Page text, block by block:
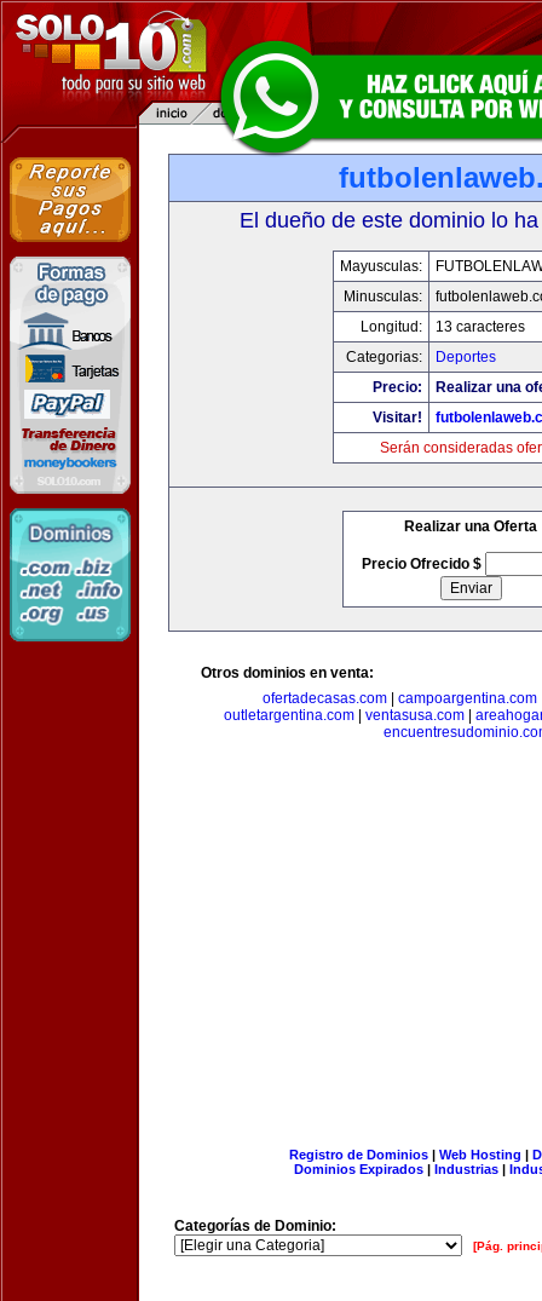
El dueño de este dominio lo
Mayusculas:
Minusculas:
Longitud:
13 caracteres
Categorias:
Deportes
Precio:
Realizar una
Visitar!
Serán consideradas
Realizar una Oferta
Precio Ofrecido $
Otros dominios en venta:
ofertadecasas.com| campoargentina.com
outletargentina.com
ventasusa.com
Registro de Dominios| Web Hosting |
Dominios Expirados | Industrias |
Categorías de Dominio:
[Pág.